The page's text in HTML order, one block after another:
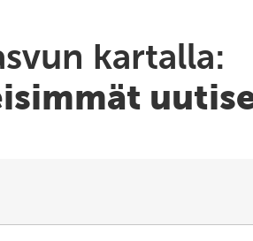
kartalla: